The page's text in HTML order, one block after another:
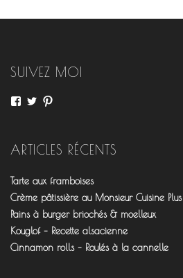
des
SUIVEZ MOI
Voir
fourchettesflo
sur
Voir
@fourchettesflo
sur
fleurjeanne
sur
ARTICLES RÉCENTS
Tarte aux framboises
Crème pâtissière au Monsieur Cuisine Plus
Pains à burger briochés & moelleux
Kouglof – Recette alsacienne
Cinnamon rolls – Roulés à la cannelle